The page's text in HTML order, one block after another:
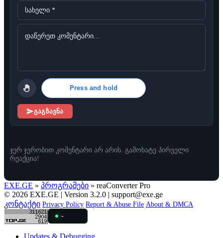
Press and hold
გაგზავნა
ჯერ ჯერობით კომენტარი არ არის. გამოხატე პირველი
რეაქცია!
EXE.GE » პროგრამები » reaConverter Pro
© 2026 EXE.GE | Version 3.2.0 | support@exe.ge
კონტაქტი Privacy Policy Report & Abuse File About & DMCA
-
Updates & Debugging